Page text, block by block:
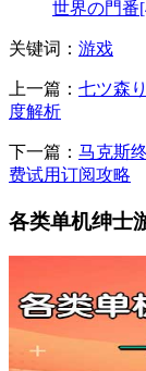
世界の門番
关键词： 游戏
上一篇： 七ツ森
度解析
下一篇： 马克斯
费试用订阅攻略
各类单机绅士